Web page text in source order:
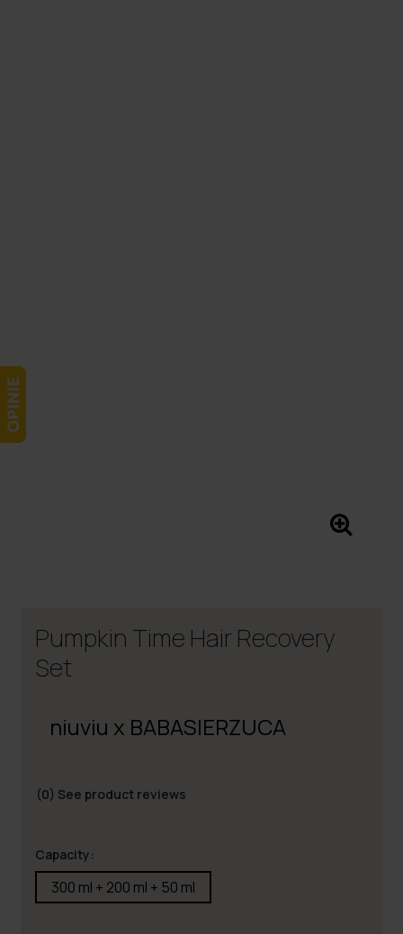
Pumpkin Time Hair Recovery
Set
niuviu x BABASIERZUCA
(0) See product reviews
Capacity:
300 ml + 200 ml + 50 ml